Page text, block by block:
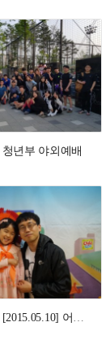
청년부 야외예배
[2015.05.10] 어버이 주일 - 유치부